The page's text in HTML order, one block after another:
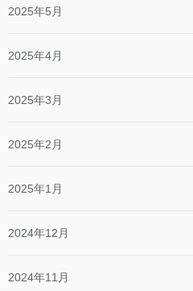
2025年5月
2025年4月
2025年3月
2025年2月
2025年1月
2024年12月
2024年11月